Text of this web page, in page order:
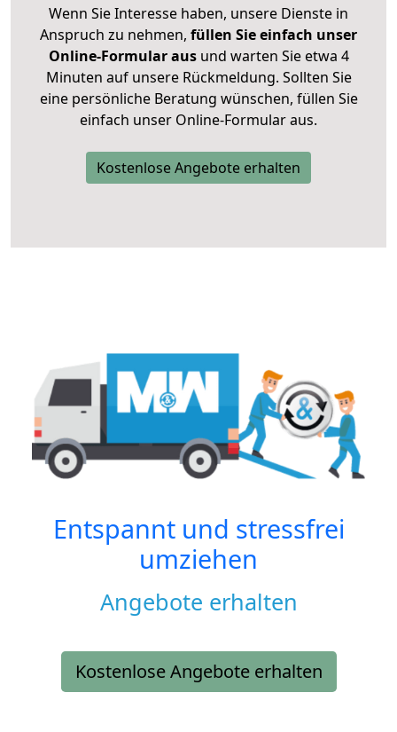
Wenn Sie Interesse haben, unsere Dienste in
Anspruch zu nehmen, füllen Sie einfach unser
Online-Formular ausund warten Sie etwa 4
Minuten auf unsere Rückmeldung. Sollten Sie
eine persönliche Beratung wünschen, füllen Sie
einfach unser Online-Formular aus.
Kostenlose Angebote erhalten
Entspannt und stressfrei
umziehen
Angebote erhalten
Kostenlose Angebote erhalten